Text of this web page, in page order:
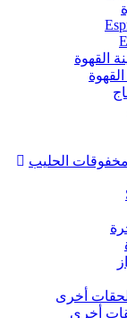
مخفوقات الحليب
أخرى